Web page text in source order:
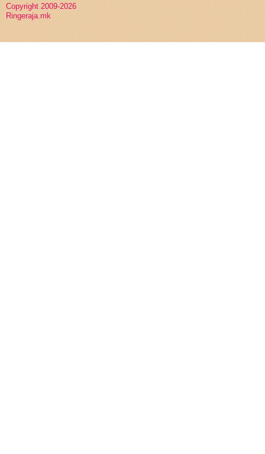
Copyright 2009-2026
Ringeraja.mk